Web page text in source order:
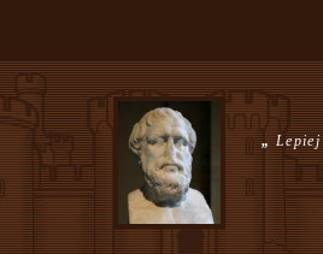
„Lepiej